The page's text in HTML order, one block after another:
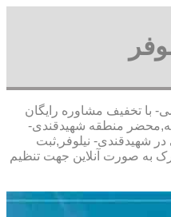
پورعباسی- با تخفیف مشاوره رايگان
منطقه شهیدقندی-
شهیدقندی- نیلوفر,ثبت
به صورت آنلاین جهت تنظیم